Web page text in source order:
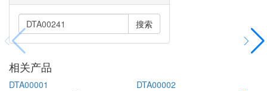
搜索
相关产品
DTA00001 DTA00002